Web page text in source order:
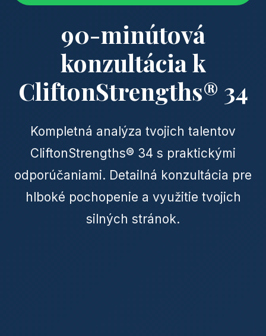
90-minútová
konzultácia k
CliftonStrengths® 34
Kompletná analýza tvojich talentov
CliftonStrengths® 34 s praktickými
odporúčaniami. Detailná konzultácia pre
hlboké pochopenie a využitie tvojich
silných stránok.